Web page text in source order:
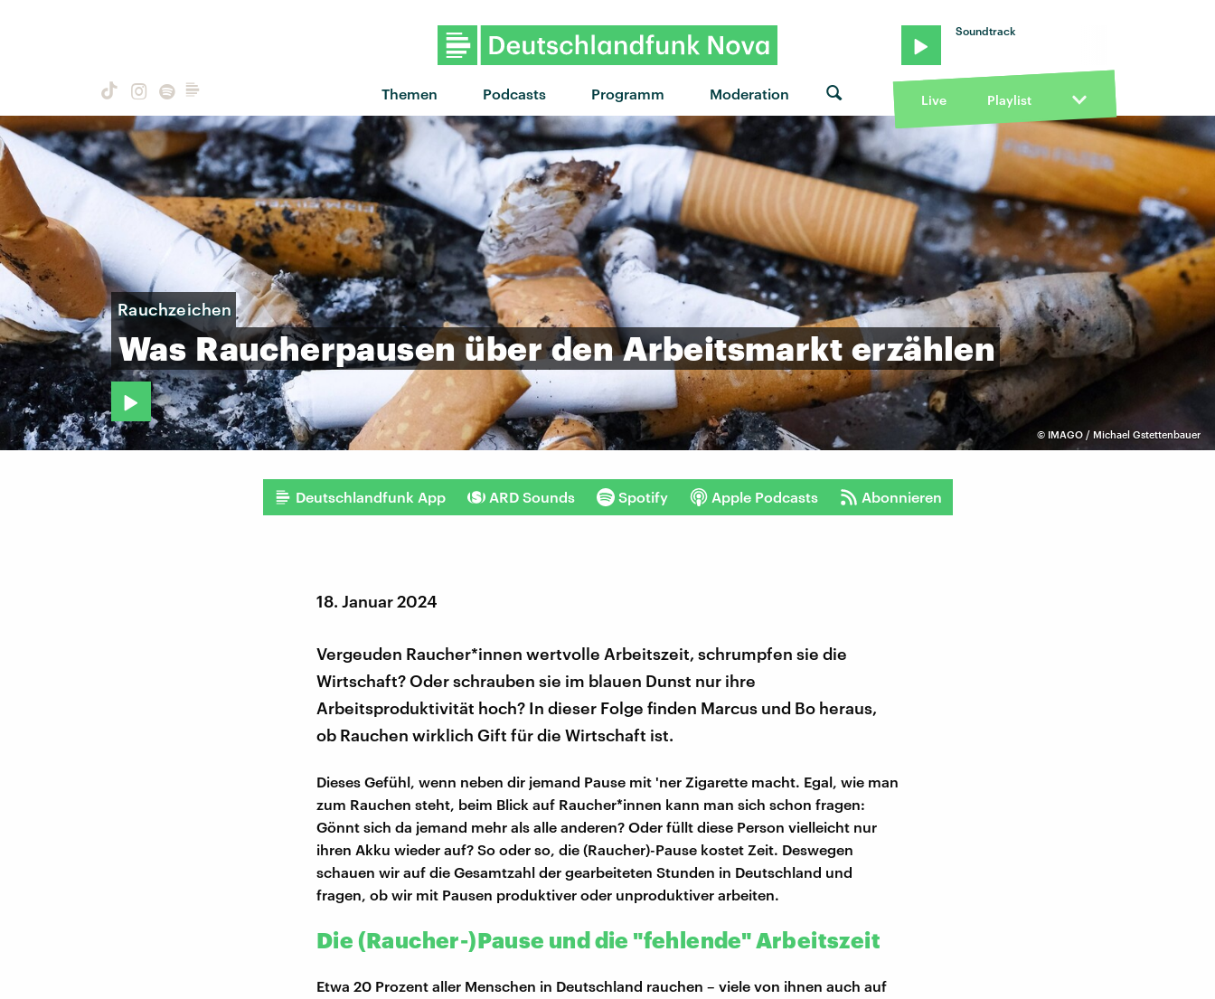
Themen Podcasts Programm Moderation
Soundtrack
Live Playlist
© IMAGO / Michael Gstettenbauer
Rauchzeichen
Was Raucherpausen über den Arbeitsmarkt erzählen
Deutschlandfunk App ARD Sounds Spotify Apple Podcasts Abonnieren
18. Januar 2024
Vergeuden Raucher*innen wertvolle Arbeitszeit, schrumpfen sie die
Wirtschaft? Oder schrauben sie im blauen Dunst nur ihre
Arbeitsproduktivität hoch? In dieser Folge finden Marcus und Bo heraus,
ob Rauchen wirklich Gift für die Wirtschaft ist.
Dieses Gefühl, wenn neben dir jemand Pause mit 'ner Zigarette macht. Egal, wie man
zum Rauchen steht, beim Blick auf Raucher*innen kann man sich schon fragen:
Gönnt sich da jemand mehr als alle anderen? Oder füllt diese Person vielleicht nur
ihren Akku wieder auf? So oder so, die (Raucher)-Pause kostet Zeit. Deswegen
schauen wir auf die Gesamtzahl der gearbeiteten Stunden in Deutschland und
fragen, ob wir mit Pausen produktiver oder unproduktiver arbeiten.
Die (Raucher-)Pause und die "fehlende" Arbeitszeit
Etwa 20 Prozent aller Menschen in Deutschland rauchen – viele von ihnen auch auf